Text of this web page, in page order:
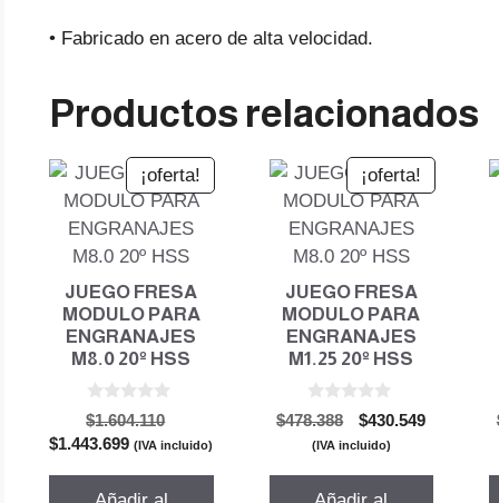
• Fabricado en acero de alta velocidad.
Productos relacionados
¡oferta!
JUEGO FRESA
MODULO PARA
ENGRANAJES
M8.0 20º HSS
0
d
e
$1.604.110
precio
$1.443.699El
actual
(IVA incluido)
¡oferta!
JUEGO FRESA
MODULO PARA
ENGRANAJES
M1.25 20º HSS
0
d
e
$478.388
El
precio
era:
$430.549El
(IVA incluido)